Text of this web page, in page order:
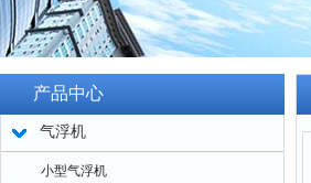
产品中心
气浮机
小型气浮机